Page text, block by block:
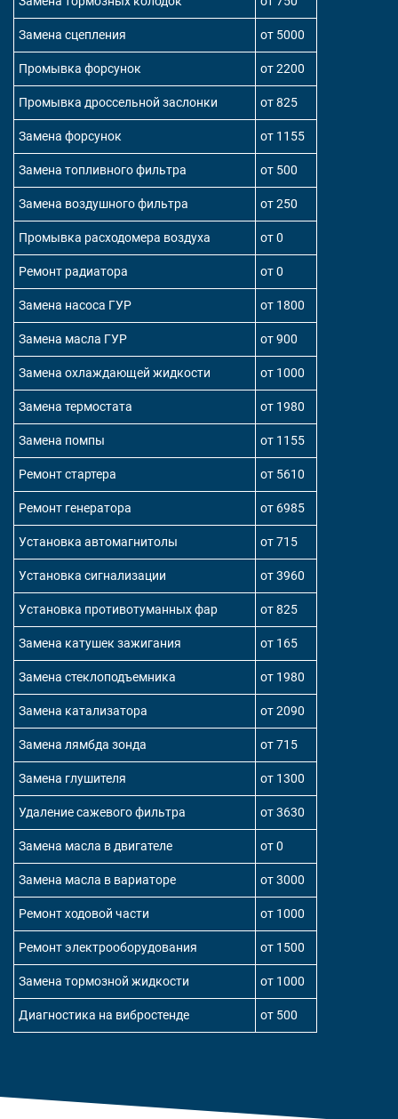
Замена сцепления от 5000
Промывка форсунок от 2200
Промывка дроссельной заслонки от 825
Замена форсунок от 1155
Замена топливного фильтра от 500
Замена воздушного фильтра от 250
Промывка расходомера воздуха от 0
Ремонт радиатора от 0
Замена насоса ГУР от 1800
Замена масла ГУР от 900
Замена охлаждающей жидкости от 1000
Замена термостата от 1980
Замена помпы от 1155
Ремонт стартера от 5610
Ремонт генератора от 6985
Установка автомагнитолы от 715
Установка сигнализации от 3960
Установка противотуманных фар от 825
Замена катушек зажигания от 165
Замена стеклоподъемника от 1980
Замена катализатора от 2090
Замена лямбда зонда от 715
Замена глушителя от 1300
Удаление сажевого фильтра от 3630
Замена масла в двигателе от 0
Замена масла в вариаторе от 3000
Ремонт ходовой части от 1000
Ремонт электрооборудования от 1500
Замена тормозной жидкости от 1000
Диагностика на вибростенде от 500